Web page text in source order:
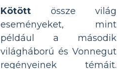
Kötött össze világ
eseményeket, mint
például a második
világháború és Vonnegut
regényeinek témáit.